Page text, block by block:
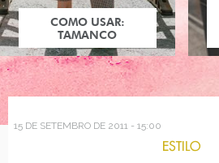
COMO USAR:
TAMANCO
15 DE SETEMBRO DE 2011 - 15:00
ESTILO